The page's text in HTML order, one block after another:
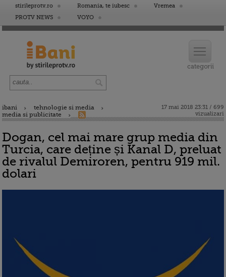
stirileprotv.ro Romania, te iubesc
Vremea
PROTV NEWS
VOYO
ibani
tehnologie si media
media si publicitate
17 mai 2018 23:31 / 699
vizualizari
Dogan, cel mai mare grup media din
Turcia, care deține și Kanal D, preluat
de rivalul Demiroren, pentru 919 mil.
dolari